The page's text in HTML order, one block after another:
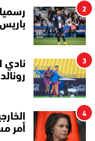
2
3
نادي
4
أمر